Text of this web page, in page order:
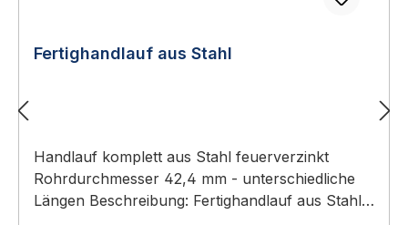
Fertighandlauf aus Stahl
Handlauf komplett aus Stahl feuerverzinkt
Rohrdurchmesser 42,4 mm - unterschiedliche
Längen Beschreibung: Fertighandlauf aus Stahl,